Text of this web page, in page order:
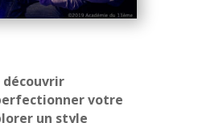
découvrir
votre
un style